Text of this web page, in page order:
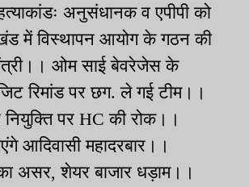
अनुसंधानक व एपीपी को
में विस्थापन आयोग के गठन की
मंत्री।। ओम साई बेवरेजेस के
रिमांड पर छग. ले गई टीम।।
पर HC की रोक।।
आदिवासी महादरबार।।
असर, शेयर बाजार धड़ाम।।